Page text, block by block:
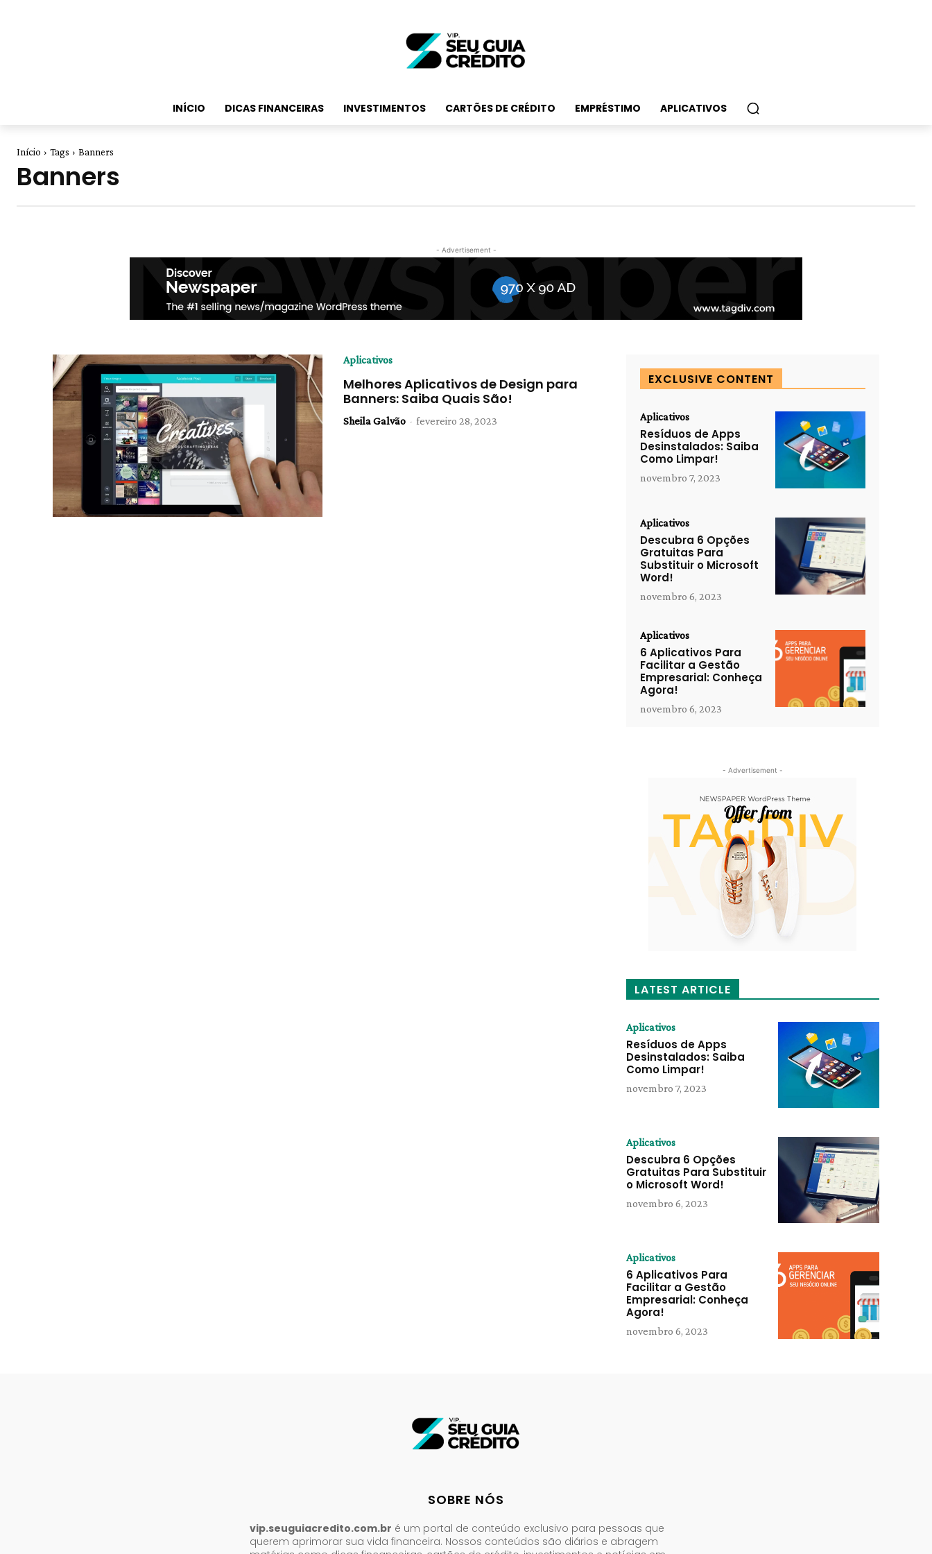
INÍCIO DICAS FINANCEIRAS INVESTIMENTOS CARTÕES DE CRÉDITO EMPRÉSTIMO APLICATIVOS
Início Tags Banners
Banners
- Advertisement -
Aplicativos
Melhores Aplicativos de Design para
Banners: Saiba Quais São!
Sheila Galvão - fevereiro 28, 2023
EXCLUSIVE CONTENT
Aplicativos
Resíduos de Apps
Desinstalados: Saiba
Como Limpar!
novembro 7, 2023
Aplicativos
Descubra 6 Opções
Gratuitas Para
Substituir o Microsoft
Word!
novembro 6, 2023
Aplicativos
6 Aplicativos Para
Facilitar a Gestão
Empresarial: Conheça
Agora!
novembro 6, 2023
- Advertisement -
LATEST ARTICLE
Aplicativos
Resíduos de Apps
Desinstalados: Saiba
Como Limpar!
novembro 7, 2023
Aplicativos
Descubra 6 Opções
Gratuitas Para Substituir
o Microsoft Word!
novembro 6, 2023
Aplicativos
6 Aplicativos Para
Facilitar a Gestão
Empresarial: Conheça
Agora!
novembro 6, 2023
SOBRE NÓS
vip.seuguiacredito.com.br é um portal de conteúdo exclusivo para pessoas que
querem aprimorar sua vida financeira. Nossos conteúdos são diários e abragem